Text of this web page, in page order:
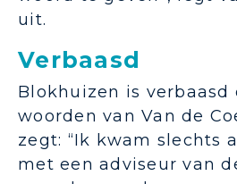
uit.
Verbaasd
Blokhuizen is verbaasd
woorden van Van de
zegt: “Ik kwam slechts
met een adviseur van